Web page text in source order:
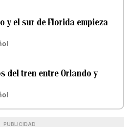
y el sur de Florida empieza
del tren entre Orlando y
PUBLICIDAD